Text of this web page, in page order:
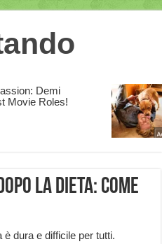
la dieta: come
dura e difficile per tutti.